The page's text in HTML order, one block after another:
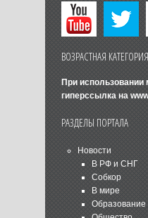
ВОЗРАСТНАЯ
При использовании
гиперссылка на
РАЗДЕЛЫ ПОРТАЛА
Новости
В РФ и СНГ
Собкор
В мире
Образование